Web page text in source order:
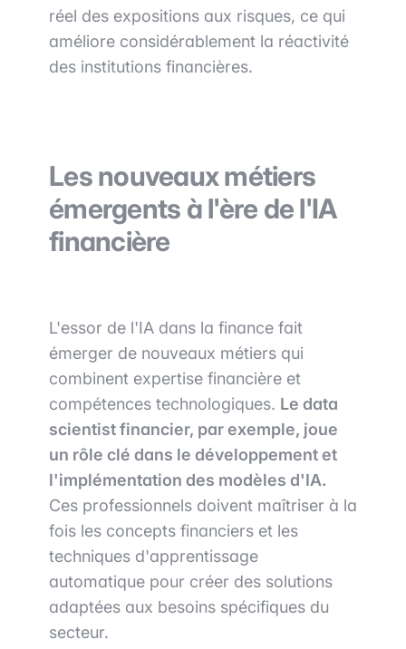
réel des expositions aux risques, ce qui
améliore considérablement la réactivité
des institutions financières.
Les nouveaux métiers
émergents à l'ère de l'IA
financière
L'essor de l'IA dans la finance fait
émerger de nouveaux métiers qui
combinent expertise financière et
compétences technologiques. Le data
scientist financier, par exemple, joue
un rôle clé dans le développement et
l'implémentation des modèles d'IA.
Ces professionnels doivent maîtriser à la
fois les concepts financiers et les
techniques d'apprentissage
automatique pour créer des solutions
adaptées aux besoins spécifiques du
secteur.